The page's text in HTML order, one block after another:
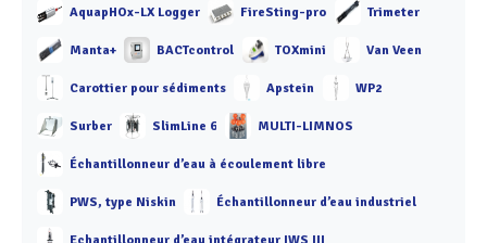
AquapHOx-LX Logger FireSting-pro Trimeter
Manta+ BACTcontrol TOXmini Van Veen
Carottier pour sédiments Apstein WP2
Surber SlimLine 6 MULTI-LIMNOS
Échantillonneur d’eau à écoulement libre
PWS, type Niskin Échantillonneur d’eau industriel